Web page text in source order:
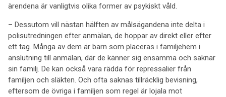
ärendena är vanligtvis olika former av psykiskt våld.
– Dessutom vill nästan hälften av målsägandena inte delta i
polisutredningen efter anmälan, de hoppar av direkt eller efter
ett tag. Många av dem är barn som placeras i familjehem i
anslutning till anmälan, där de känner sig ensamma och saknar
sin familj. De kan också vara rädda för repressalier från
familjen och släkten. Och ofta saknas tillräcklig bevisning,
eftersom de övriga i familjen som regel är lojala mot